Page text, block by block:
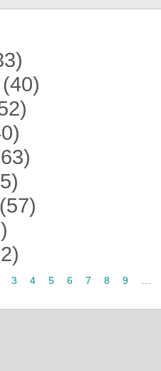
(40)
(57)
3 4 5 6 7 8 9